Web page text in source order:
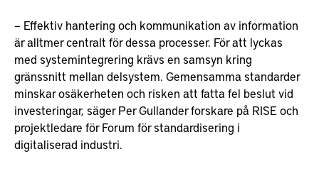
– Effektiv hantering och kommunikation av information
är alltmer centralt för dessa processer. För att lyckas
med systemintegrering krävs en samsyn kring
gränssnitt mellan delsystem. Gemensamma standarder
minskar osäkerheten och risken att fatta fel beslut vid
investeringar, säger Per Gullander forskare på RISE och
projektledare för Forum för standardisering i
digitaliserad industri.